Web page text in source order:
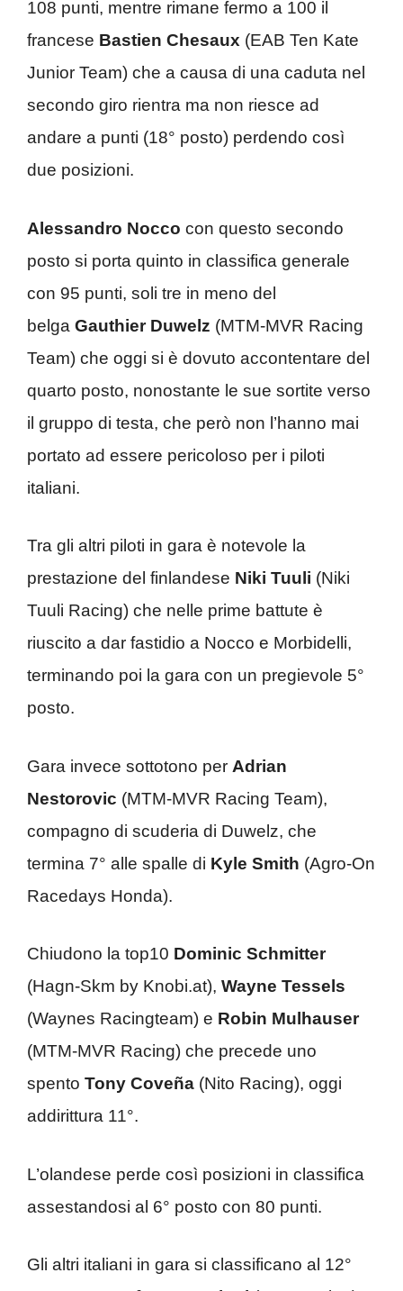
108 punti, mentre rimane fermo a 100 il
francese Bastien Chesaux (EAB Ten Kate
Junior Team) che a causa di una caduta nel
secondo giro rientra ma non riesce ad
andare a punti (18° posto) perdendo così
due posizioni.
Alessandro Nocco con questo secondo
posto si porta quinto in classifica generale
con 95 punti, soli tre in meno del
belga Gauthier Duwelz (MTM-MVR Racing
Team) che oggi si è dovuto accontentare del
quarto posto, nonostante le sue sortite verso
il gruppo di testa, che però non l’hanno mai
portato ad essere pericoloso per i piloti
italiani.
Tra gli altri piloti in gara è notevole la
prestazione del finlandese Niki Tuuli (Niki
Tuuli Racing) che nelle prime battute è
riuscito a dar fastidio a Nocco e Morbidelli,
terminando poi la gara con un pregievole 5°
posto.
Gara invece sottotono per Adrian
Nestorovic (MTM-MVR Racing Team),
compagno di scuderia di Duwelz, che
termina 7° alle spalle di Kyle Smith (Agro-On
Racedays Honda).
Chiudono la top10 Dominic Schmitter
(Hagn-Skm by Knobi.at), Wayne Tessels
(Waynes Racingteam) e Robin Mulhauser
(MTM-MVR Racing) che precede uno
spento Tony Coveña (Nito Racing), oggi
addirittura 11°.
L’olandese perde così posizioni in classifica
assestandosi al 6° posto con 80 punti.
Gli altri italiani in gara si classificano al 12°